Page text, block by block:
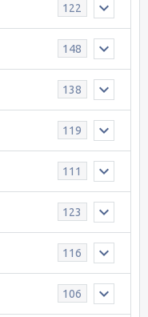
122
148
138
119
111
123
116
106